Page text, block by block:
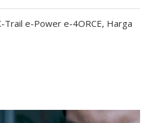
Trail e-Power e-4ORCE, Harga